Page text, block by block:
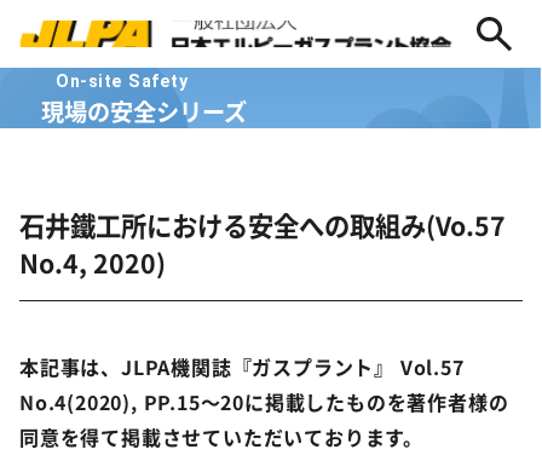
On-site Safety
現場の安全シリーズ
石井鐵工所における安全への取組み(Vo.57
No.4, 2020)
本記事は、JLPA機関誌『ガスプラント』 Vol.57
No.4(2020), PP.15～20に掲載したものを著作者様の
同意を得て掲載させていただいております。